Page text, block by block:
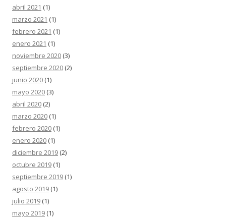
abril 2021 (1)
marzo 2021 (1)
febrero 2021 (1)
enero 2021 (1)
noviembre 2020 (3)
septiembre 2020 (2)
junio 2020 (1)
mayo 2020 (3)
abril 2020 (2)
marzo 2020 (1)
febrero 2020 (1)
enero 2020 (1)
diciembre 2019 (2)
octubre 2019 (1)
septiembre 2019 (1)
agosto 2019 (1)
julio 2019 (1)
mayo 2019 (1)